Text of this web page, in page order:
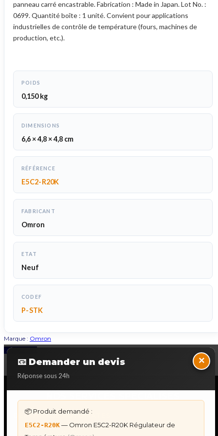
panneau carré encastrable. Fabrication : Made in Japan. Lot No. :
0699. Quantité boîte : 1 unité. Convient pour applications
industrielles de contrôle de température (fours, machines de
production, etc.).
POIDS
0,150 kg
DIMENSIONS
6,6 × 4,8 × 4,8 cm
RÉFÉRENCE
E5C2-R20K
FABRICANT
Omron
ETAT
Neuf
CODEF
P-STK
Marque : Omron
📧 Demander un devis
Réponse sous 24h
×
📦 Produit demandé :
E5C2-R20K — Omron E5C2-R20K Régulateur de
Back to Top
DÉPANNAGE AUTOMATES